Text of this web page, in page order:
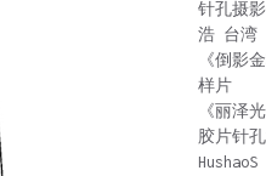
针孔摄
浩 台湾
《倒影
样片
《丽泽
胶片针
HushaoS